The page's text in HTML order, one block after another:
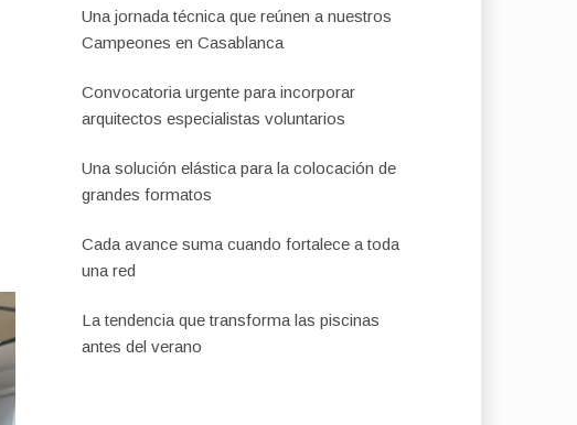
Una jornada técnica que reúnen a nuestros
Campeones en Casablanca
Convocatoria urgente para incorporar
arquitectos especialistas voluntarios
Una solución elástica para la colocación de
grandes formatos
Cada avance suma cuando fortalece a toda
una red
La tendencia que transforma las piscinas
antes del verano